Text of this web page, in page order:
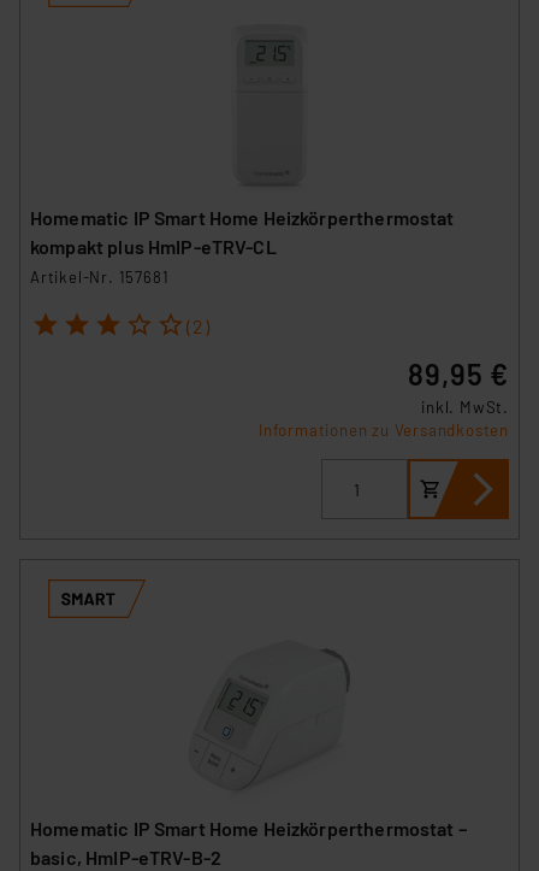
Homematic IP Smart Home Heizkörperthermostat
kompakt plus HmIP-eTRV-CL
Artikel-Nr. 157681
1 2 3 4 5 (2)
89,95 €
inkl. MwSt.
Informationen zu Versandkosten
Homematic IP Smart Home Heizkörperthermostat –
basic, HmIP-eTRV-B-2